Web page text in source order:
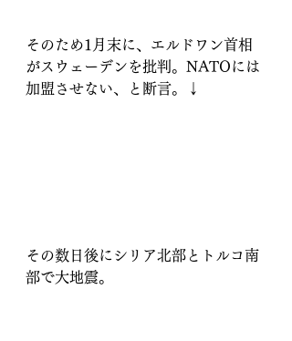
そのため1月末に、エルドワン首相
がスウェーデンを批判。NATOには
加盟させない、と断言。↓
その数日後にシリア北部とトルコ南
部で大地震。